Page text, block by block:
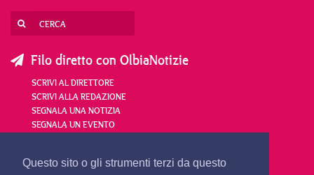
Questo sito o gli strumenti terzi da questo
Filo diretto con OlbiaNotizie
SCRIVI AL DIRETTORE
SCRIVI ALLA REDAZIONE
SEGNALA UNA NOTIZIA
SEGNALA UN EVENTO
redazione@olbianotizie.it